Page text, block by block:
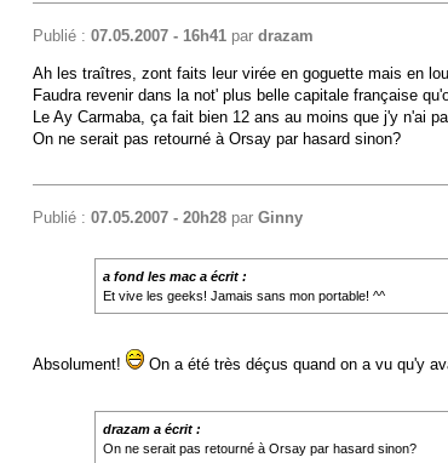
Publié : 07.05.2007 - 16h41par drazam
Ah les traîtres, zont faits leur virée en goguette mais en
Faudra revenir dans la not' plus belle capitale française
Le Ay Carmaba, ça fait bien 12 ans au moins que j'y n'ai
On ne serait pas retourné à Orsay par hasard sinon?
Publié : 07.05.2007 - 20h28par Ginny
a fond les mac a écrit :
Et vive les geeks! Jamais sans mon portable! ^^
Absolument! On a été très déçus quand on a vu qu'y
drazam a écrit :
On ne serait pas retourné à Orsay par hasard sinon?